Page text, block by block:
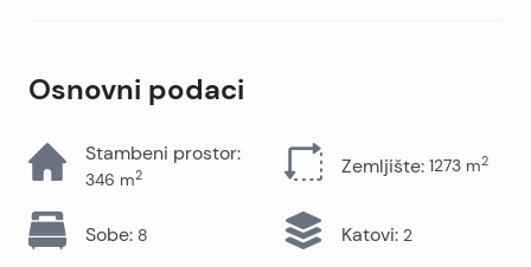
Osnovni podaci
Stambeni prostor:
346 m2 Zemljište: 1273 m2
Sobe: 8 Katovi: 2